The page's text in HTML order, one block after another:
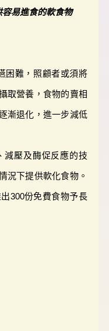
易進食的軟食物
困難，照顧者或須將
取營養，食物的賣相
漸退化，進一步減低
減壓及酶促反應的技
況下提供軟化食物。
300份免費食物予長